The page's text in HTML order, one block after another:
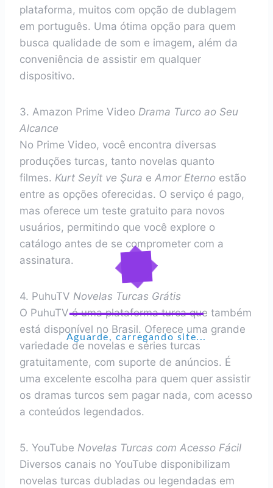
Aguarde, carregando site...
plataforma, muitos com opção de dublagem
em português. Uma ótima opção para quem
busca qualidade de som e imagem, além da
conveniência de assistir em qualquer
dispositivo.
3. Amazon Prime Video Drama Turco ao Seu
Alcance
No Prime Video, você encontra diversas
produções turcas, tanto novelas quanto
filmes. Kurt Seyit ve Şura e Amor Eterno estão
entre as opções oferecidas. O serviço é pago,
mas oferece um teste gratuito para novos
usuários, permitindo que você explore o
catálogo antes de se comprometer com a
assinatura.
4. PuhuTV Novelas Turcas Grátis
O PuhuTV é uma plataforma turca que também
está disponível no Brasil. Oferece uma grande
variedade de novelas e séries turcas
gratuitamente, com suporte de anúncios. É
uma excelente escolha para quem quer assistir
os dramas turcos sem pagar nada, com acesso
a conteúdos legendados.
5. YouTube Novelas Turcas com Acesso Fácil
Diversos canais no YouTube disponibilizam
novelas turcas dubladas ou legendadas em